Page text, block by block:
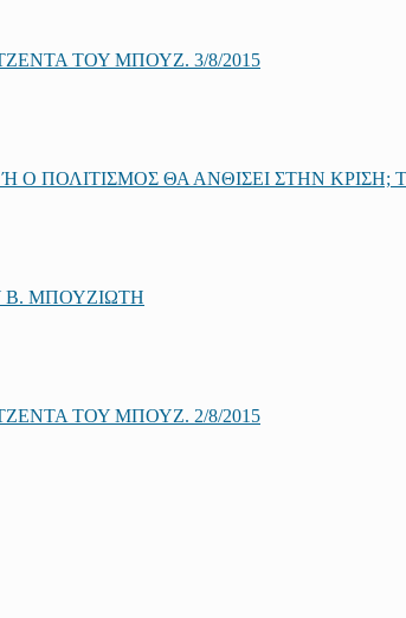
ΤΟΥ ΜΠΟΥΖ. 3/8/2015
Ο ΠΟΛΙΤΙΣΜΟΣ ΘΑ ΑΝΘΙΣΕΙ ΣΤΗΝ ΚΡΙΣΗ;
Β. ΜΠΟΥΖΙΩΤΗ
ΤΟΥ ΜΠΟΥΖ. 2/8/2015